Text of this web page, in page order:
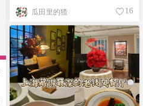
瓜田里的猹 16